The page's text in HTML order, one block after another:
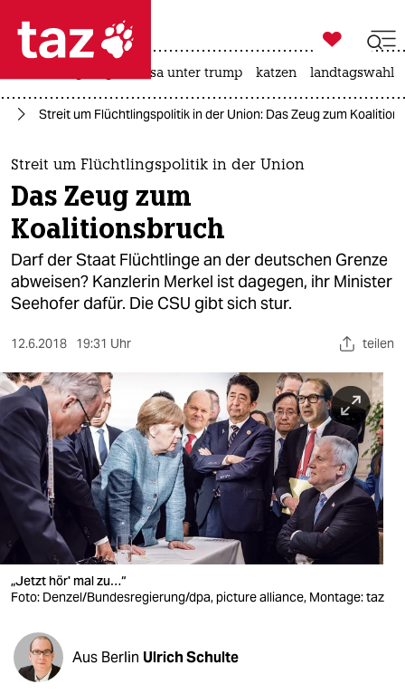
 taz zahl ich
taz zahl ich
themen
politik
öko
gesellschaft
sport
berlin
nord
wahrheit
verlag
verlag
veranstaltungen
shop
fragen & hilfe

taz zahl ich
usa unter trump katzen landtagswahl
Streit um Flüchtlingspolitik in der Union: Das Zeug zum
Streit um Flüchtlingspolitik in der Union
Das Zeug zum
Koalitionsbruch
Darf der Staat Flüchtlinge an der deutschen Grenze
abweisen? Kanzlerin Merkel ist dagegen, ihr Minister
Seehofer dafür. Die CSU gibt sich stur.
12.6.2018 19:31 Uhr teilen
„Jetzt hör' mal zu…“
Foto: Denzel/Bundesregierung/dpa, picture alliance, Montage: taz
Aus Berlin Ulrich Schulte